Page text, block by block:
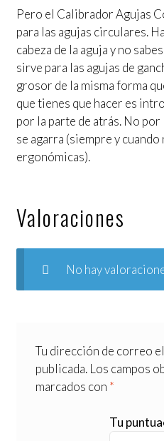
Pero el Calibrador Agujas
para las agujas circulares.
cabeza de la aguja y no
sirve para las agujas de
grosor de la misma forma
que tienes que hacer es
por la parte de atrás. No
se agarra (siempre y cuando
ergonómicas).
Valoraciones
No hay
Tu dirección de correo
publicada. Los campos
marcados con *
Tu